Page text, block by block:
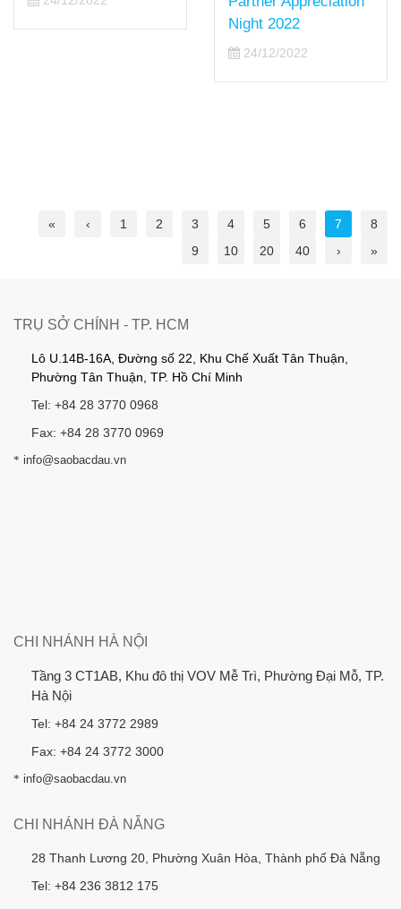
Night 2022
24/12/2022
« ‹ 1 2 3 4 5 6 7
8
9
10 20 40 › »
TRỤ SỞ CHÍNH - TP. HCM
Lô U.14B-16A, Đường số 22, Khu Chế Xuất Tân Thuận,
Phường Tân Thuận, TP. Hồ Chí Minh
Tel: +84 28 3770 0968
Fax: +84 28 3770 0969
* info@saobacdau.vn
CHI NHÁNH HÀ NỘI
Tầng 3 CT1AB, Khu đô thị VOV Mễ Trì, Phường Đại Mỗ, TP.
Hà Nội
Tel: +84 24 3772 2989
Fax: +84 24 3772 3000
* info@saobacdau.vn
CHI NHÁNH ĐÀ NẴNG
28 Thanh Lương 20, Phường Xuân Hòa, Thành phố Đà Nẵng
Tel: +84 236 3812 175